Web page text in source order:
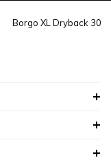
Borgo XL Dryback 30